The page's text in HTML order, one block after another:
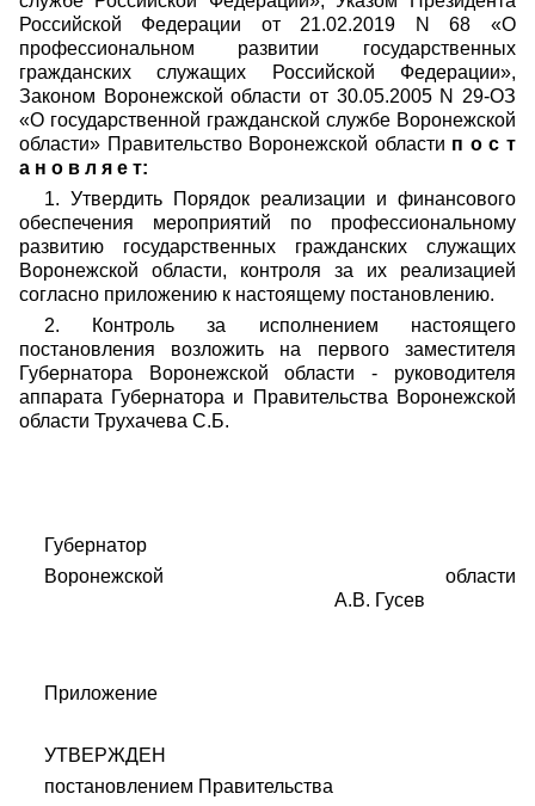
Российской Федерации от 21.02.2019 N 68 «О
профессиональном развитии государственных
гражданских служащих Российской Федерации»,
Законом Воронежской области от 30.05.2005 N 29-ОЗ
«О государственной гражданской службе Воронежской
области» Правительство Воронежской области п о с т
а н о в л я е т:
1. Утвердить Порядок реализации и финансового
обеспечения мероприятий по профессиональному
развитию государственных гражданских служащих
Воронежской области, контроля за их реализацией
согласно приложению к настоящему постановлению.
2. Контроль за исполнением настоящего
постановления возложить на первого заместителя
Губернатора Воронежской области - руководителя
аппарата Губернатора и Правительства Воронежской
области Трухачева С.Б.
Губернатор
Воронежской области
А.В. Гусев
Приложение
УТВЕРЖДЕН
постановлением Правительства